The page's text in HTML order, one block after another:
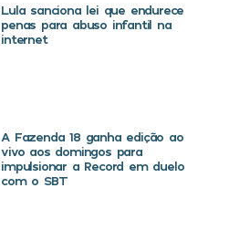
Lula sanciona lei que endurece
penas para abuso infantil na
internet
A Fazenda 18 ganha edição ao
vivo aos domingos para
impulsionar a Record em duelo
com o SBT